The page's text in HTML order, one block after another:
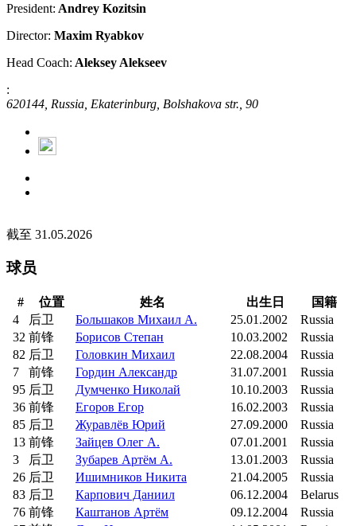
President: Andrey Kozitsin
Director: Maxim Ryabkov
Head Coach: Aleksey Alekseev
:
620144, Russia, Ekaterinburg, Bolshakova str., 90
截至 31.05.2026
球员
# 位置 姓名 出生日
国籍
4
后卫 Большаков Михаил А. 25.01.2002
Russia
32 前锋 Борисов Степан 10.03.2002
Russia
82 后卫 Головкин Михаил 22.08.2004
Russia
7
前锋 Гордин Александр 31.07.2001
Russia
95 后卫 Думченко Николай 10.10.2003
Russia
36 前锋 Егоров Егор 16.02.2003
Russia
85 后卫 Журавлёв Юрий 27.09.2000
Russia
13 前锋 Зайцев Олег А. 07.01.2001
Russia
3
后卫 Зубарев Артём А. 13.01.2003
Russia
26 后卫 Ишимников Никита 21.04.2005
Russia
83 后卫 Карпович Даниил 06.12.2004
Belarus
76 前锋 Каштанов Артём 09.12.2004
Russia